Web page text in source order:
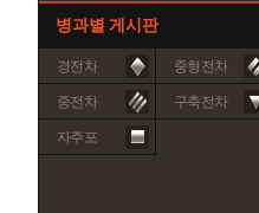
병과별 게시판
경전차 중형전차
중전차 구축전차
자주포